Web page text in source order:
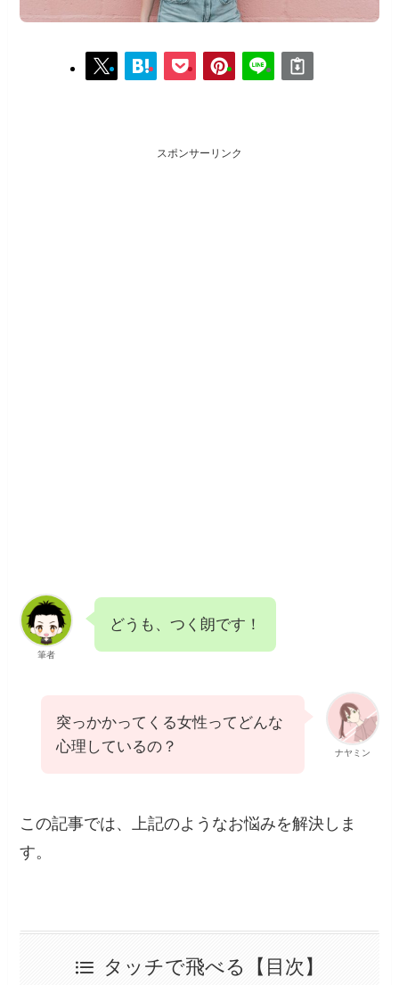
スポンサーリンク
筆者
どうも、つく朗です！
ナヤミン
突っかかってくる女性ってどんな
心理しているの？
この記事では、上記のようなお悩みを解決しま
す。
タッチで飛べる【目次】